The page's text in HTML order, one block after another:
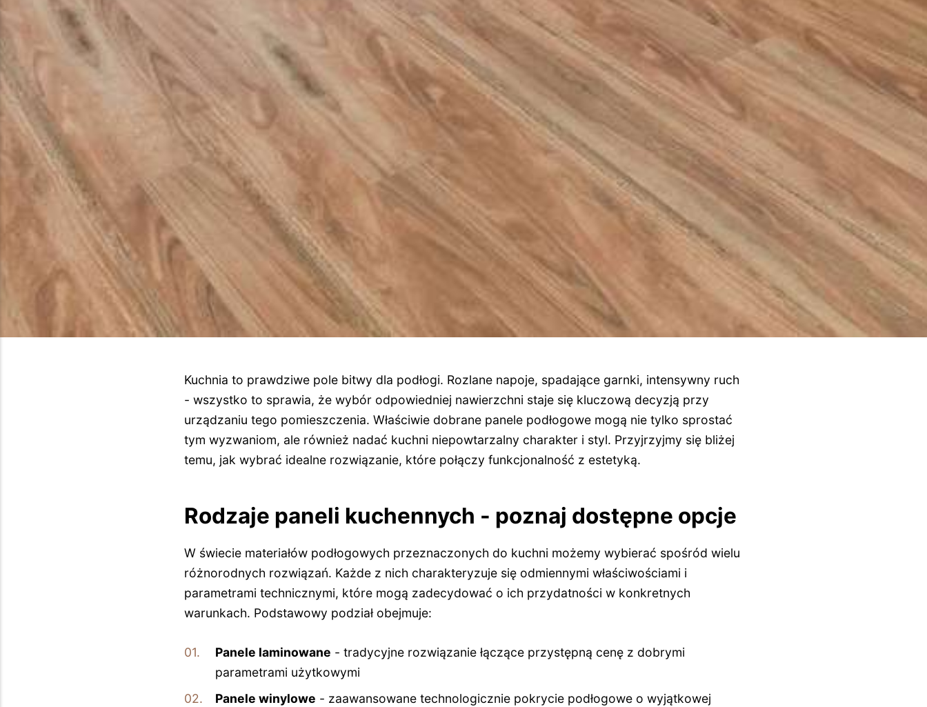
Kuchnia to prawdziwe pole bitwy dla podłogi. Rozlane napoje, spadające garnki, intensywny ruch
- wszystko to sprawia, że wybór odpowiedniej nawierzchni staje się kluczową decyzją przy
urządzaniu tego pomieszczenia. Właściwie dobrane panele podłogowe mogą nie tylko sprostać
tym wyzwaniom, ale również nadać kuchni niepowtarzalny charakter i styl. Przyjrzyjmy się bliżej
temu, jak wybrać idealne rozwiązanie, które połączy funkcjonalność z estetyką.
Rodzaje paneli kuchennych - poznaj dostępne opcje
W świecie materiałów podłogowych przeznaczonych do kuchni możemy wybierać spośród wielu
różnorodnych rozwiązań. Każde z nich charakteryzuje się odmiennymi właściwościami i
parametrami technicznymi, które mogą zadecydować o ich przydatności w konkretnych
warunkach. Podstawowy podział obejmuje:
Panele laminowane - tradycyjne rozwiązanie łączące przystępną cenę z dobrymi
parametrami użytkowymi
Panele winylowe - zaawansowane technologicznie pokrycie podłogowe o wyjątkowej